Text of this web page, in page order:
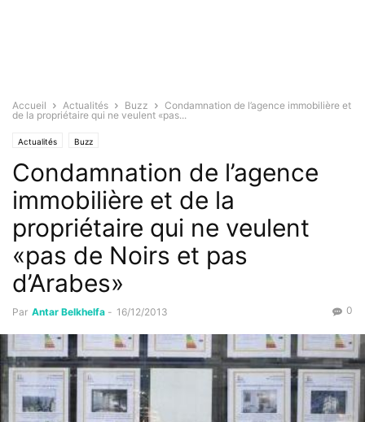
Accueil Actualités Buzz
Condamnation de l’agence immobilière et
de la propriétaire qui ne veulent «pas...
Actualités Buzz
Condamnation de l’agence
immobilière et de la
propriétaire qui ne veulent
«pas de Noirs et pas
d’Arabes»
Par Antar Belkhelfa - 16/12/2013 0